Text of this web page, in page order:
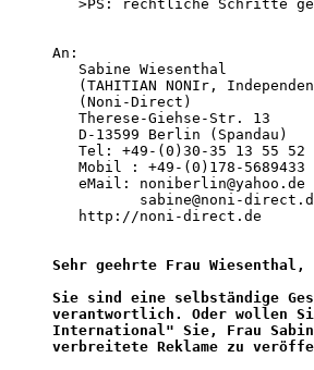
>PS: rechtliche Schritte
An:
   Sabine Wiesenthal
(TAHITIAN NONIr,
   (Noni-Direct)
   Therese-Giehse-Str. 13
   D-13599 Berlin (Spandau)
   Tel: +49-(0)30-35 13 55 52
   Mobil : +49-(0)178-5689433
   eMail: noniberlin@yahoo.de
sabine@noni-
   http://noni-direct.de
Sehr geehrte Frau Wiesenthal,
Sie sind eine selbständige
verantwortlich. Oder wollen
International" Sie, Frau
verbreitete Reklame zu